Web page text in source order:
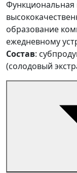
Функциональная
образование
ежедневному
Состав:
(солодовый